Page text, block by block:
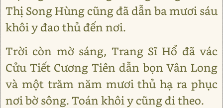
Thị Song Hùng cũng đã dẫn ba mươi sáu
khôi y đao thủ đến nơi.
Trời còn mờ sáng, Trang Sĩ Hổ đã vác
Cửu Tiết Cương Tiên dẫn bọn Vân Long
và một trăm năm mươi thủ hạ ra phục
nơi bờ sông. Toán khôi y cũng đi theo.